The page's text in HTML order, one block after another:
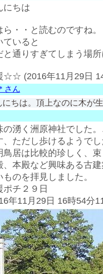
にちは
ら・・と読むのですね。
ていると
と通りすぎてしまう場
☆☆ (2016年11月29日
さん
にちは。頂上なのに木が
の湧く洲原神社でした
、ただし歩けるようで
鳥居は比較的珍しく、
、本殿など興味ある古
ものを拝見しました。
ポチ２９日
年11月29日 16時54分